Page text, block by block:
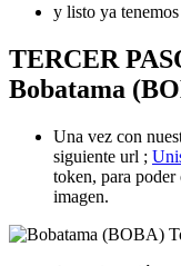
y listo ya
TERCER
Bobatama
Una vez con
siguiente url ;
token, para
imagen.